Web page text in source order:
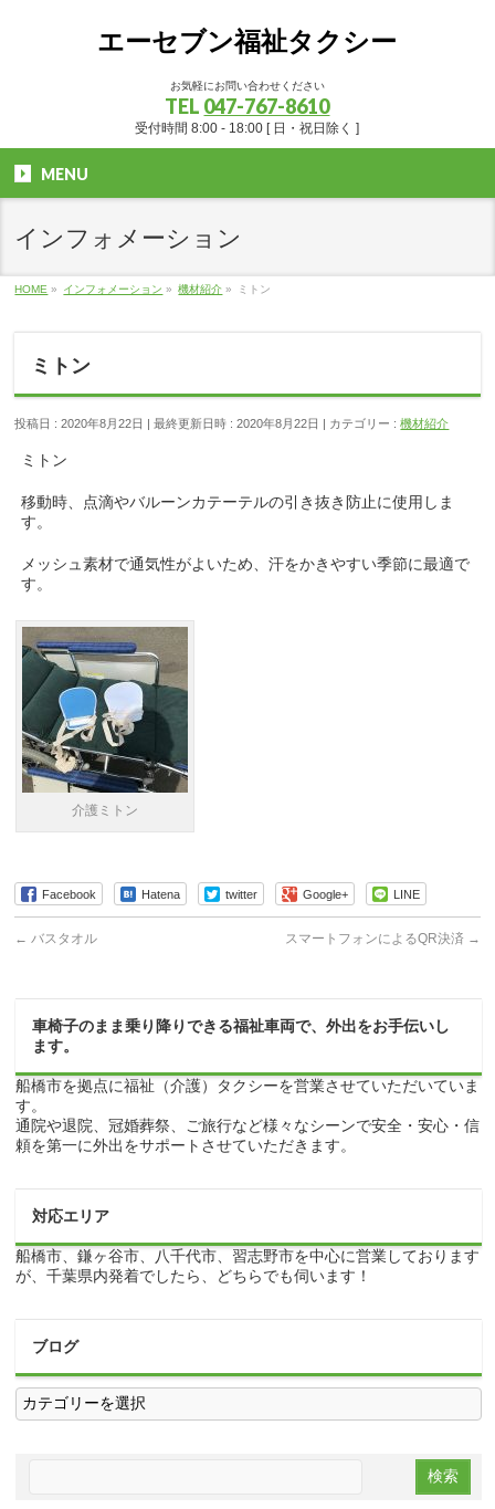
エーセブン福祉タクシー
お気軽にお問い合わせください
TEL 047-767-8610
受付時間 8:00 - 18:00 [ 日・祝日除く ]
MENU
インフォメーション
HOME » インフォメーション » 機材紹介 » ミトン
ミトン
投稿日 : 2020年8月22日 最終更新日時 : 2020年8月22日 カテゴリー :機材紹介
ミトン
移動時、点滴やバルーンカテーテルの引き抜き防止に使用しま
す。
メッシュ素材で通気性がよいため、汗をかきやすい季節に最適で
す。
介護ミトン
Facebook Hatena twitter Google+ LINE
← バスタオル スマートフォンによるQR決済 →
車椅子のまま乗り降りできる福祉車両で、外出をお手伝いし
ます。
船橋市を拠点に福祉（介護）タクシーを営業させていただいていま
す。
通院や退院、冠婚葬祭、ご旅行など様々なシーンで安全・安心・信
頼を第一に外出をサポートさせていただきます。
対応エリア
船橋市、鎌ヶ谷市、八千代市、習志野市を中心に営業しております
が、千葉県内発着でしたら、どちらでも伺います！
ブログ
ブ
ロ
グ